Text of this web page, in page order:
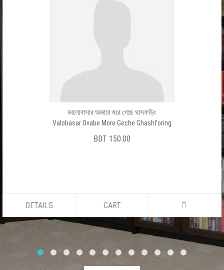
ভালোবাসার অভাবে মরে গেছে ঘাসফড়িং
Valobasar Ovabe More Geche Ghashforing
BDT 150.00
DETAILS CART